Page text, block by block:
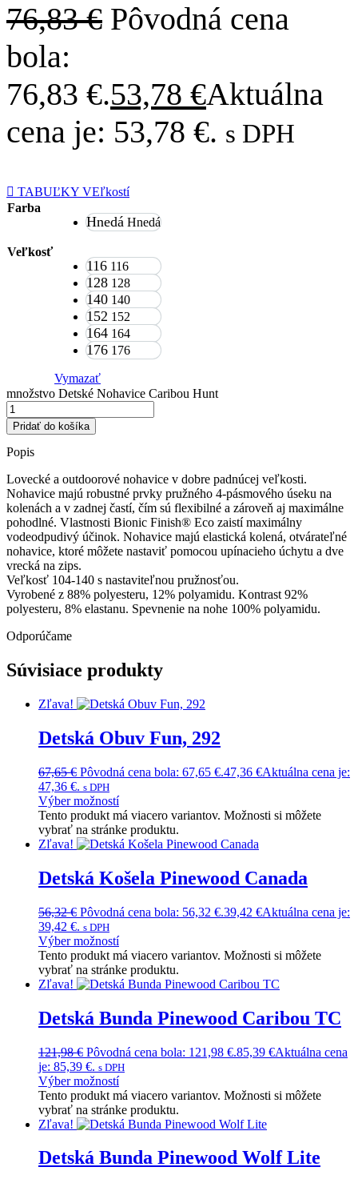
76,83€ Pôvodná cena
bola:
76,83 €.53,78 €Aktuálna
cena je: 53,78 €. s DPH
TABUĽKY VEľkostí
Farba
Hnedá Hnedá
Veľkosť
116 116
128 128
140 140
152 152
164 164
176 176
Vymazať
množstvo Detské Nohavice Caribou Hunt
Pridať do košíka
Popis
Lovecké a outdoorové nohavice v dobre padnúcej veľkosti.
Nohavice majú robustné prvky pružného 4-pásmového úseku na
kolenách a v zadnej častí, čím sú flexibilné a zároveň aj maximálne
pohodlné. Vlastnosti Bionic Finish® Eco zaistí maximálny
vodeodpudivý účinok. Nohavice majú elastická kolená, otvárateľné
nohavice, ktoré môžete nastaviť pomocou upínacieho úchytu a dve
vrecká na zips.
Veľkosť 104-140 s nastaviteľnou pružnosťou.
Vyrobené z 88% polyesteru, 12% polyamidu. Kontrast 92%
polyesteru, 8% elastanu. Spevnenie na nohe 100% polyamidu.
Odporúčame
Súvisiace produkty
Zľava!
Detská Obuv Fun, 292
67,65€ Pôvodná cena bola: 67,65 €.47,36 €Aktuálna cena je:
47,36 €. s DPH
Výber možností
Tento produkt má viacero variantov. Možnosti si môžete
vybrať na stránke produktu.
Zľava!
Detská Košela Pinewood Canada
56,32€ Pôvodná cena bola: 56,32 €.39,42 €Aktuálna cena je:
39,42 €. s DPH
Výber možností
Tento produkt má viacero variantov. Možnosti si môžete
vybrať na stránke produktu.
Zľava!
Detská Bunda Pinewood Caribou TC
121,98€ Pôvodná cena bola: 121,98 €.85,39 €Aktuálna cena
je: 85,39 €. s DPH
Výber možností
Tento produkt má viacero variantov. Možnosti si môžete
vybrať na stránke produktu.
Zľava!
Detská Bunda Pinewood Wolf Lite